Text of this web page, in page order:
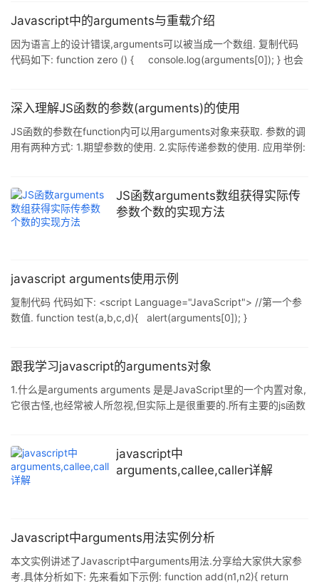
Javascript中的arguments与重载介绍
因为语言上的设计错误,arguments可以被当成一个数组. 复制代码
代码如下: function zero () { console.log(arguments[0]); } 也会
它利用了Javascript的一个事实,即Javasc 而这里的arguments变量
深入理解JS函数的参数(arguments)的使用
JS函数的参数在function内可以用arguments对象来获取. 参数的调
用有两种方式: 1.期望参数的使用. 2.实际传递参数的使用. 应用举例:
Test.length; // 获取期望参数的数值,函数定义时的预期参数个数(有
a和b 2个参数). s += (expa
JS函数arguments数组获得实际传
参数个数的实现方法
javascript arguments使用示例
复制代码 代码如下: <script Language="JavaScript"> //第一个参
数值. function test(a,b,c,d){ alert(arguments[0]); }
function fun
跟我学习javascript的arguments对象
1.什么是arguments arguments 是是JavaScript里的一个内置对象,
它很古怪,也经常被人所忽视,但实际上是很重要的.所有主要的js函数
特殊含义.它是调用对象的一个特殊属性,用来引用Arguments对
象.Arugments对象就像数组,注意这里只是像并不是哈. javascript函
数体内,argument
javascript中
arguments,callee,caller详解
Javascript中arguments用法实例分析
本文实例讲述了Javascript中arguments用法.分享给大家供大家参
考.具体分析如下: 先来看如下示例: function add(n1,n2){ return